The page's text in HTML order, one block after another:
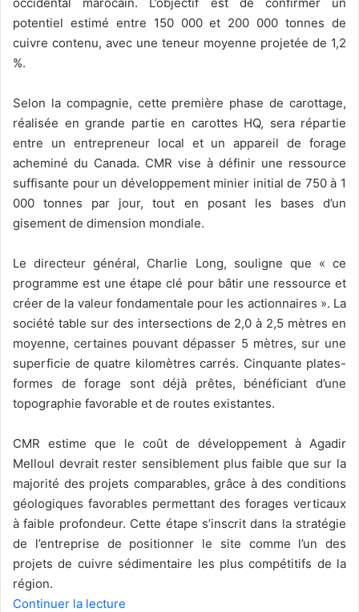
potentiel estimé entre 150 000 et 200 000 tonnes de
cuivre contenu, avec une teneur moyenne projetée de 1,2
%.
Selon la compagnie, cette première phase de carottage,
réalisée en grande partie en carottes HQ, sera répartie
entre un entrepreneur local et un appareil de forage
acheminé du Canada. CMR vise à définir une ressource
suffisante pour un développement minier initial de 750 à 1
000 tonnes par jour, tout en posant les bases d’un
gisement de dimension mondiale.
Le directeur général, Charlie Long, souligne que « ce
programme est une étape clé pour bâtir une ressource et
créer de la valeur fondamentale pour les actionnaires ». La
société table sur des intersections de 2,0 à 2,5 mètres en
moyenne, certaines pouvant dépasser 5 mètres, sur une
superficie de quatre kilomètres carrés. Cinquante plates-
formes de forage sont déjà prêtes, bénéficiant d’une
topographie favorable et de routes existantes.
CMR estime que le coût de développement à Agadir
Melloul devrait rester sensiblement plus faible que sur la
majorité des projets comparables, grâce à des conditions
géologiques favorables permettant des forages verticaux
à faible profondeur. Cette étape s’inscrit dans la stratégie
de l’entreprise de positionner le site comme l’un des
projets de cuivre sédimentaire les plus compétitifs de la
région.
Continuer la lecture